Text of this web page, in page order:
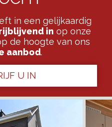
in een gelijkaardig
in op onze
de hoogte van ons
aanbod.
U IN